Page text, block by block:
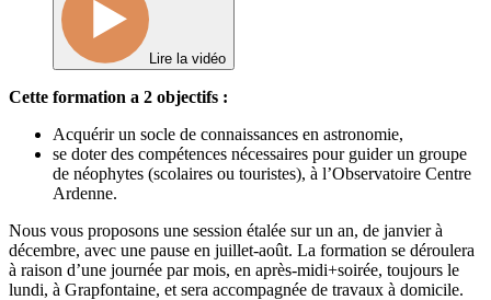
Lire la vidéo
Cette formation a 2 objectifs :
Acquérir un socle de connaissances en astronomie,
se doter des compétences nécessaires pour guider un groupe
de néophytes (scolaires ou touristes), à l’Observatoire Centre
Ardenne.
Nous vous proposons une session étalée sur un an, de janvier à
décembre, avec une pause en juillet-août. La formation se déroulera
à raison d’une journée par mois, en après-midi+soirée, toujours le
lundi, à Grapfontaine, et sera accompagnée de travaux à domicile.